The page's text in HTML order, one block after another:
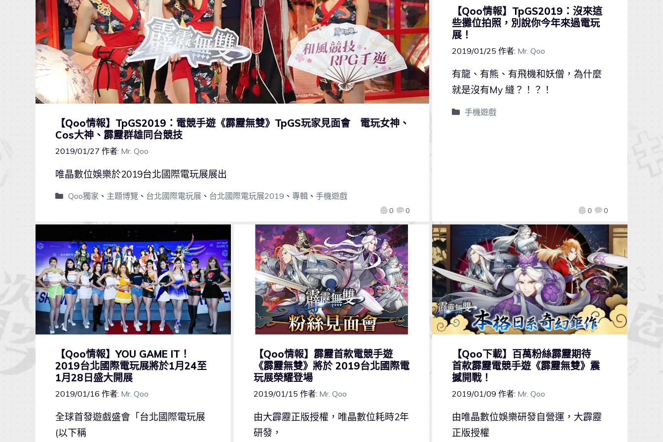
【Qoo情報】TpGS2019：電競手遊《霹靂無雙》TpGS玩家見面會 電玩女神、
Cos大神、霹靂群雄同台競技
2019/01/27 作者: Mr. Qoo
0 0
唯晶數位娛樂於2019台北國際電玩展展出
Qoo獨家 、 主題博覽、 台北國際電玩展、 台北國際電玩展2019 、 專輯、 手機遊戲
【Qoo情報】TpGS2019：沒來這
些攤位拍照，別說你今年來過電玩
展！
2019/01/25 作者: Mr. Qoo
0 0
有龍、有熊、有飛機和妖僧，為什麼
就是沒有My 縫？！？！
手機遊戲
【Qoo情報】YOU GAME IT！
2019台北國際電玩展將於1月24至
1月28日盛大開展
2019/01/16 作者: Mr. Qoo
全球首發遊戲盛會「台北國際電玩展
(以下稱
【Qoo情報】霹靂首款電競手遊
《霹靂無雙》將於 2019台北國際電
玩展榮耀登場
2019/01/15 作者: Mr. Qoo
由大霹靂正版授權，唯晶數位耗時2年
研發，
【Qoo下載】百萬粉絲霹靂期待
首款霹靂電競手遊《霹靂無雙》震
撼開戰！
2019/01/09 作者: Mr. Qoo
由唯晶數位娛樂研發自營運，大霹靂
正版授權